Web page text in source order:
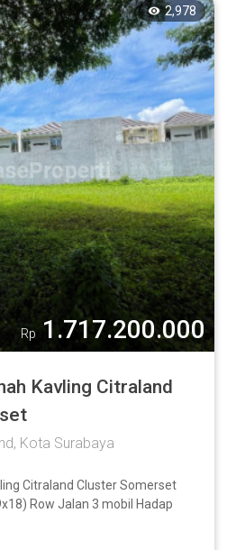
2,978
Rp 1.717.200.000
Kavling Citraland
Kota Surabaya
Citraland Cluster Somerset
Row Jalan 3 mobil Hadap